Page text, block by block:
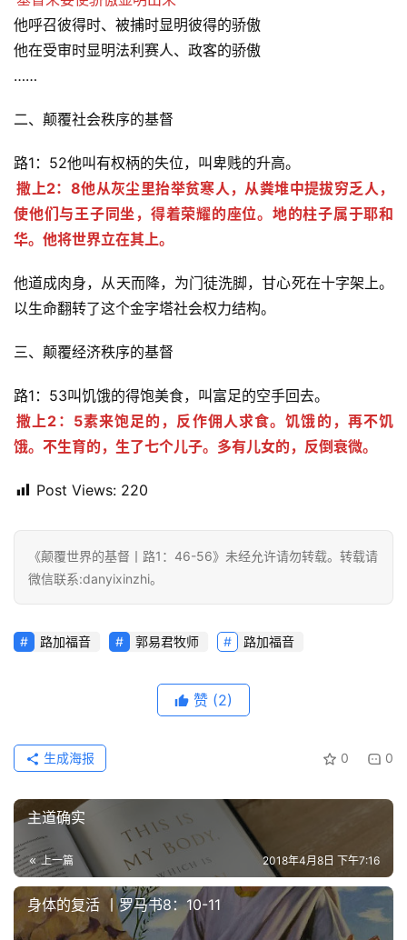
拜
学
究
按
卷
查
经
热
点
应
关
于
我
他呼召彼得时、被捕时显明彼得的骄傲
他在受审时显明法利赛人、政客的骄傲
……
二、颠覆社会秩序的基督
路1：52他叫有权柄的失位，叫卑贱的升高。
撒上2：8他从灰尘里抬举贫寒人，从粪堆中提拔穷乏人，
使他们与王子同坐，得着荣耀的座位。地的柱子属于耶和
华。他将世界立在其上。
他道成肉身，从天而降，为门徒洗脚，甘心死在十字架上。
以生命翻转了这个金字塔社会权力结构。
三、颠覆经济秩序的基督
路1：53叫饥饿的得饱美食，叫富足的空手回去。
撒上2：5素来饱足的，反作佣人求食。饥饿的，再不饥
饿。不生育的，生了七个儿子。多有儿女的，反倒衰微。
Post Views: 220
《颠覆世界的基督丨路1：46-56》未经允许请勿转载。转载请
微信联系:danyixinzhi。
路加福音 郭易君牧师 路加福音
赞 (2)
0 0
生成海报
主道确实
上一篇 2018年4月8日 下午7:16
身体的复活 丨罗马书8：10-11